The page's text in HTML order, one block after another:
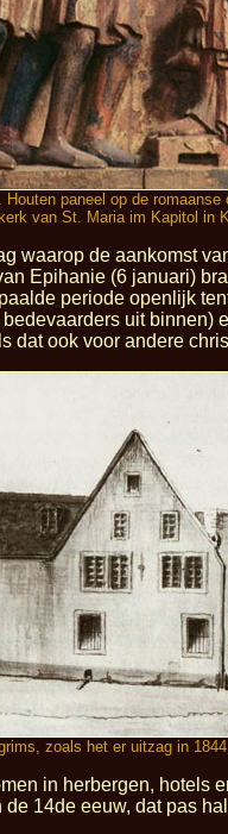
Houten paneel op de romaanse
van St. Maria im Kapitol in
waarop de aankomst
Epihanie (6 januari)
periode openlijk
uit
dat ook voor andere
zoals het er uitzag in
in herbergen, hotels
14de eeuw, dat pas